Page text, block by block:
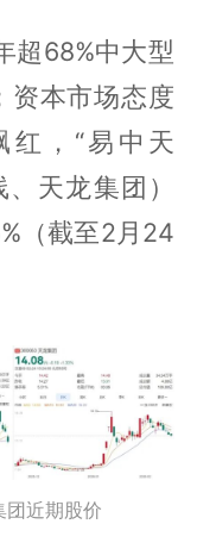
超68%中大型
资本市场态度
红，“易中天
天龙集团）
（截至2月24
团近期股价